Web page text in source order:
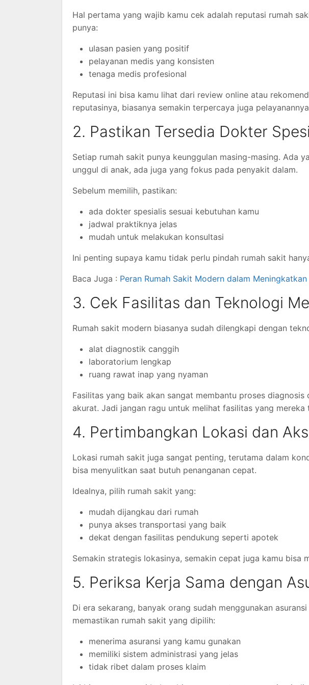
Hal pertama yang wajib kamu cek adalah reputasi rumah
punya:
ulasan pasien yang positif
pelayanan medis yang konsisten
tenaga medis profesional
Reputasi ini bisa kamu lihat dari review online atau
reputasinya, biasanya semakin terpercaya juga
2. Pastikan Tersedia Dokter
Setiap rumah sakit punya keunggulan masing-masing. Ada
unggul di anak, ada juga yang fokus pada penyakit dalam.
Sebelum memilih, pastikan:
ada dokter spesialis sesuai kebutuhan kamu
jadwal praktiknya jelas
mudah untuk melakukan konsultasi
Ini penting supaya kamu tidak perlu pindah rumah sakit
Baca Juga : Peran Rumah Sakit Modern dalam
3. Cek Fasilitas dan Teknologi
Rumah sakit modern biasanya sudah dilengkapi dengan
alat diagnostik canggih
laboratorium lengkap
ruang rawat inap yang nyaman
Fasilitas yang baik akan sangat membantu proses
akurat. Jadi jangan ragu untuk melihat fasilitas yang mereka
4. Pertimbangkan Lokasi dan
Lokasi rumah sakit juga sangat penting, terutama dalam
bisa menyulitkan saat butuh penanganan cepat.
Idealnya, pilih rumah sakit yang:
mudah dijangkau dari rumah
punya akses transportasi yang baik
dekat dengan fasilitas pendukung seperti apotek
Semakin strategis lokasinya, semakin cepat juga kamu bisa
5. Periksa Kerja Sama dengan
Di era sekarang, banyak orang sudah menggunakan
memastikan rumah sakit yang dipilih:
menerima asuransi yang kamu gunakan
memiliki sistem administrasi yang jelas
tidak ribet dalam proses klaim